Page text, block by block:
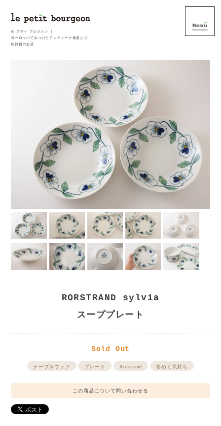
ル プティ ブルジョン ｜
ヨーロッパでみつけたアンティーク食器と北
欧雑貨のお店
RORSTRAND sylvia
スーププレート
Sold Out
テーブルウェア プレート Rorstrand 春めく気持ち
この商品について問い合わせる